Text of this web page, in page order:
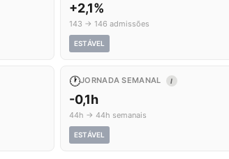
+2,1%
143 → 146 admissões
ESTÁVEL
🕐JORNADA SEMANAL I
-0,1h
44h → 44h semanais
ESTÁVEL